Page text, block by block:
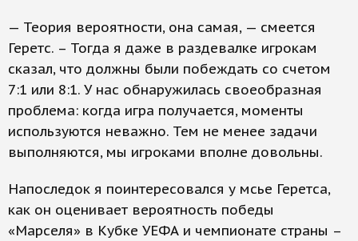
— Теория вероятности, она самая, — смеется
Геретс. – Тогда я даже в раздевалке игрокам
сказал, что должны были побеждать со счетом
7:1 или 8:1. У нас обнаружилась своеобразная
проблема: когда игра получается, моменты
используются неважно. Тем не менее задачи
выполняются, мы игроками вполне довольны.
Напоследок я поинтересовался у мсье Геретса,
как он оценивает вероятность победы
«Марселя» в Кубке УЕФА и чемпионате страны –